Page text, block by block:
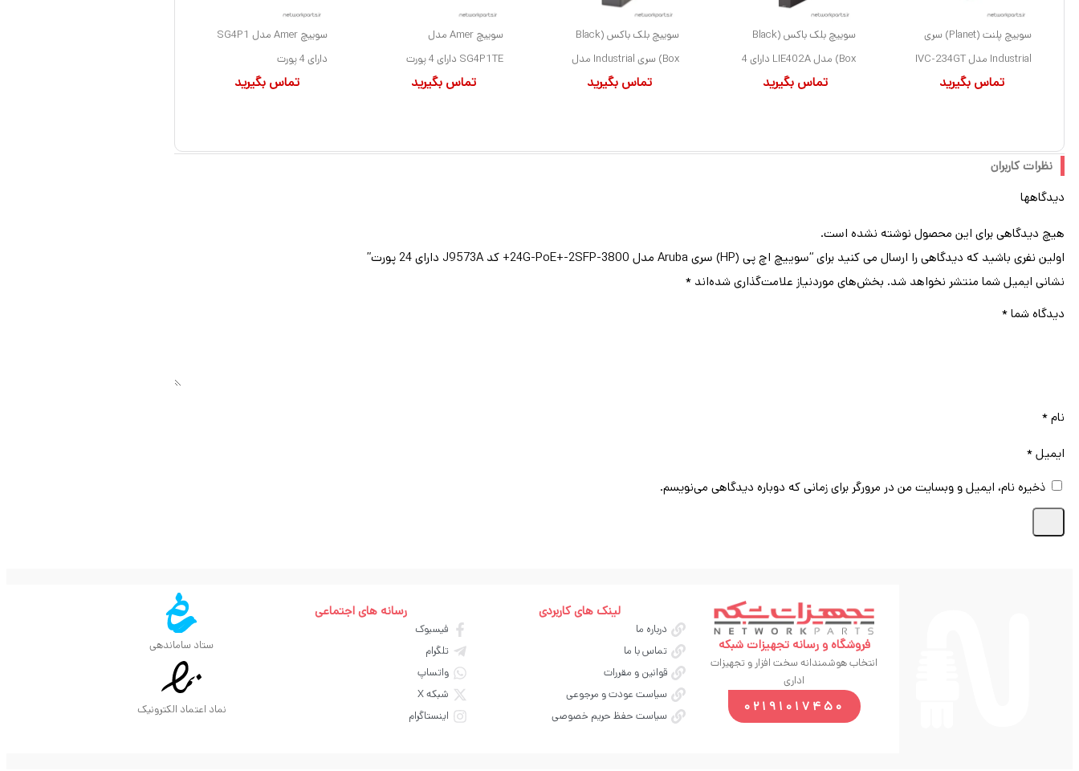
سوییچ پلنت (Planet) سری
Industrial مدل IVC-234GT
تماس بگیرید
سوییچ بلک باکس (Black
Box) مدل LIE402A دارای 4
تماس بگیرید
سوییچ بلک باکس (Black
Box) سری Industrial مدل
تماس بگیرید
سوییچ Amer مدل
SG4P1TE دارای 4 پورت
تماس بگیرید
سوییچ Amer مدل SG4P1
دارای 4 پورت
تماس بگیرید
نظرات کاربران
دیدگاهها
هیچ دیدگاهی برای این محصول نوشته نشده است.
اولین نفری باشید که دیدگاهی را ارسال می کنید برای “سوییچ اچ پی (HP) سری Aruba مدل 3800-24G-PoE+-2SFP+ کد J9573A دارای 24 پورت”
نشانی ایمیل شما منتشر نخواهد شد. بخش‌های موردنیاز علامت‌گذاری شده‌اند *
دیدگاه شما*
نام*
ایمیل*
ذخیره نام، ایمیل و وبسایت من در مرورگر برای زمانی که دوباره دیدگاهی می‌نویسم.
فروشگاه و رسانه تجهیزات شبکه
انتخاب هوشمندانه سخت افزار و تجهیزات
اداری
02191017450
لینک های کاربردی
درباره ما
تماس با ما
قوانین و مقررات
سیاست عودت و مرجوعی
سیاست حفظ حریم خصوصی
رسانه های اجتماعی
فیسبوک
تلگرام
واتساپ
شبکه X
اینستاگرام
ستاد ساماندهی
نماد اعتماد الکترونیک